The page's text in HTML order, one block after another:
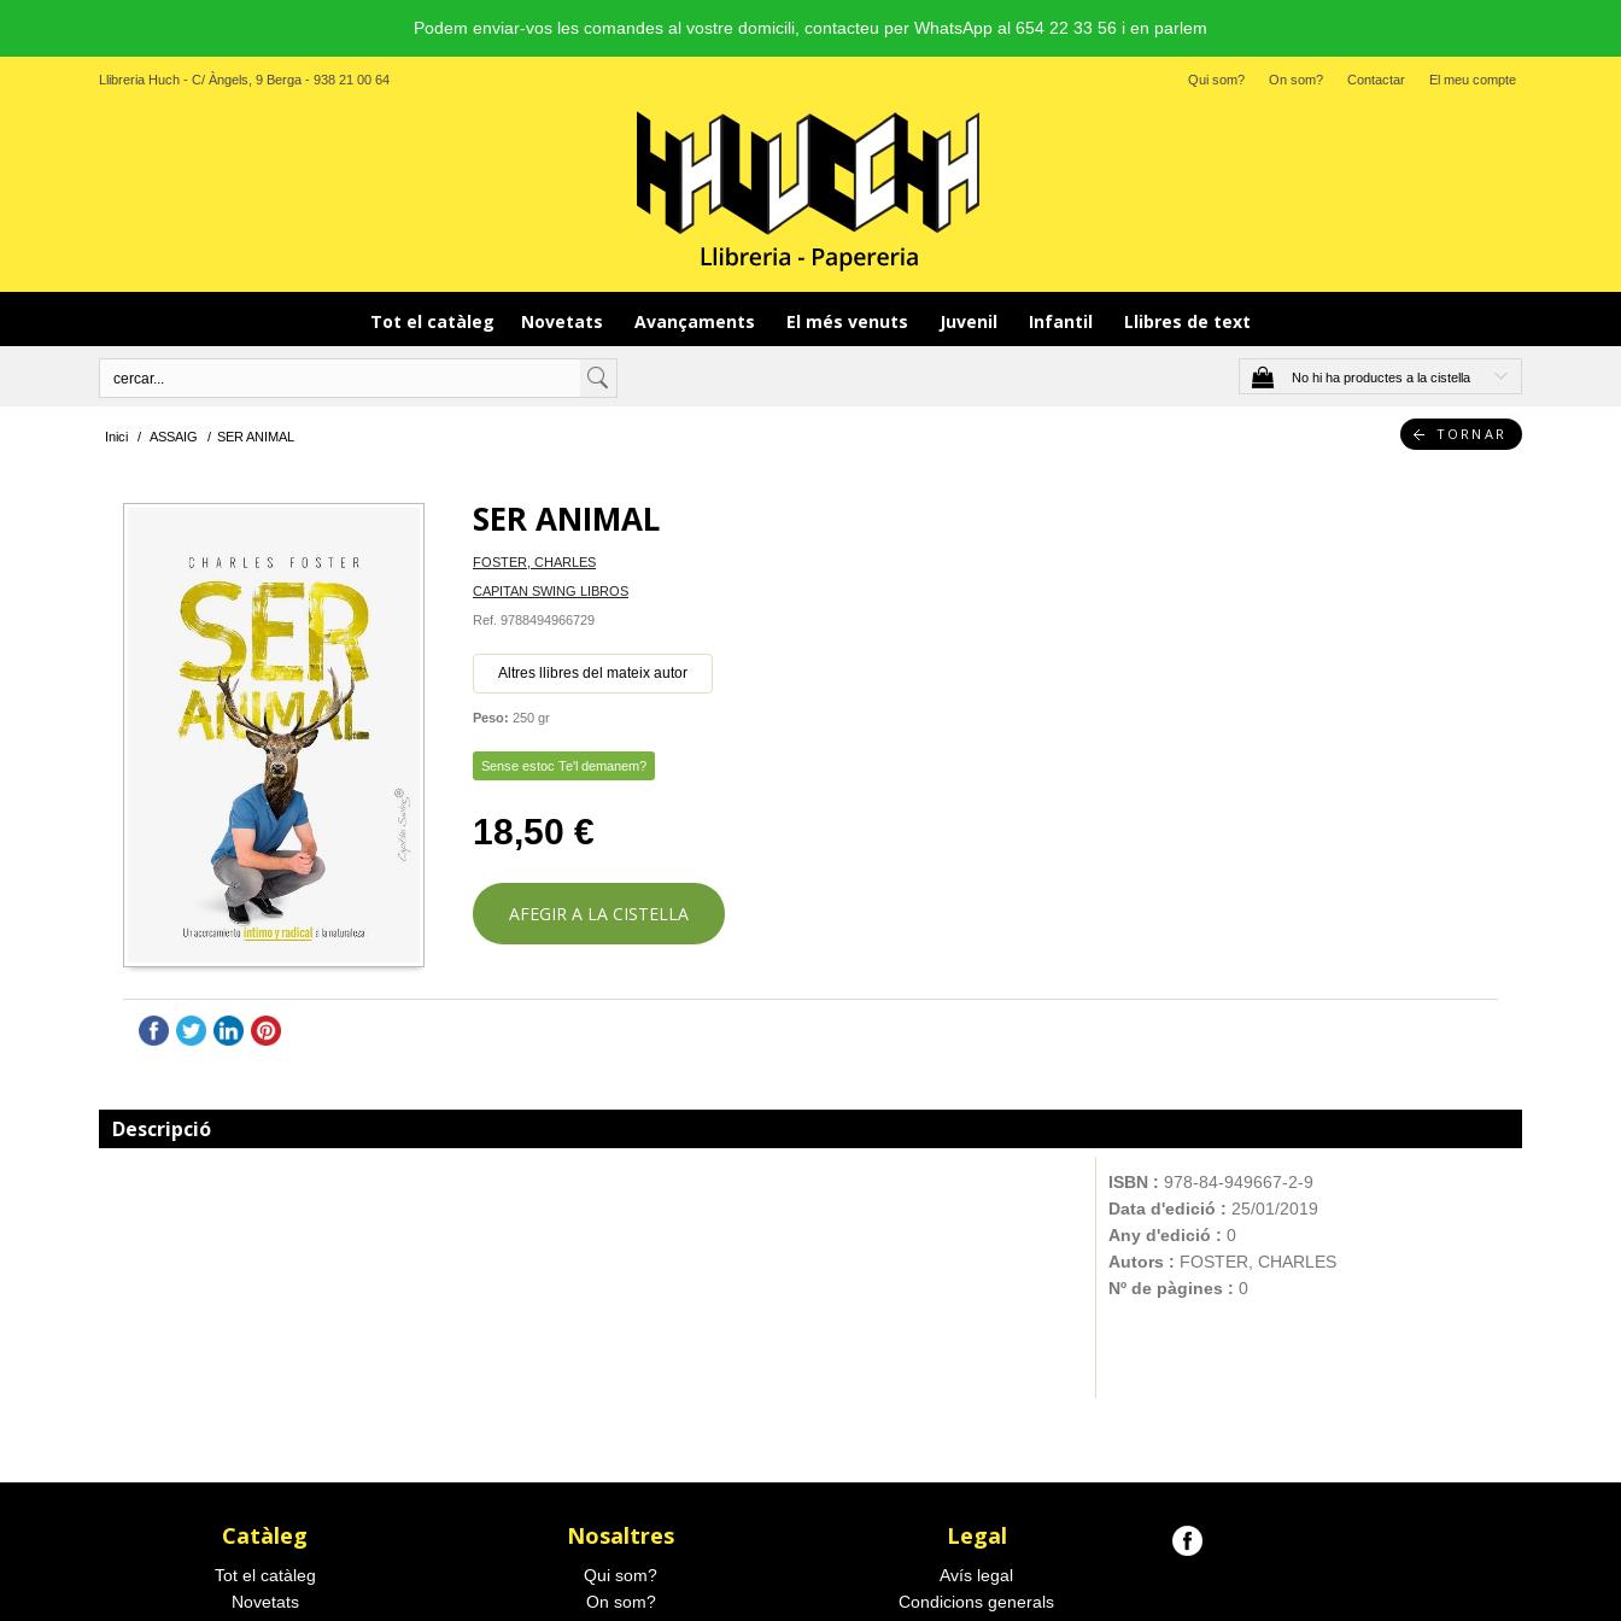
Podem enviar-vos les comandes al vostre domicili, contacteu per WhatsApp al 654 22 33 56 i en parlem
Llibreria Huch - C/ Àngels, 9 Berga - 938 21 00 64 Qui som? On som? Contactar El meu compte
Tot el catàleg Novetats Avançaments El més venuts Juvenil Infantil Llibres de text
No hi ha productes a la cistella
Inici / ASSAIG / SER ANIMAL TORNAR
SER ANIMAL
FOSTER, CHARLES
CAPITAN SWING LIBROS
Ref. 9788494966729
Altres llibres del mateix autor
Peso: 250 gr
Sense estoc Te'l demanem?
18,50 €
AFEGIR A LA CISTELLA
Descripció
ISBN : 978-84-949667-2-9
Data d'edició : 25/01/2019
Any d'edició : 0
Autors : FOSTER, CHARLES
Nº de pàgines : 0
Catàleg
Tot el catàleg
Novetats
Nosaltres
Qui som?
On som?
Legal
Avís legal
Condicions generals